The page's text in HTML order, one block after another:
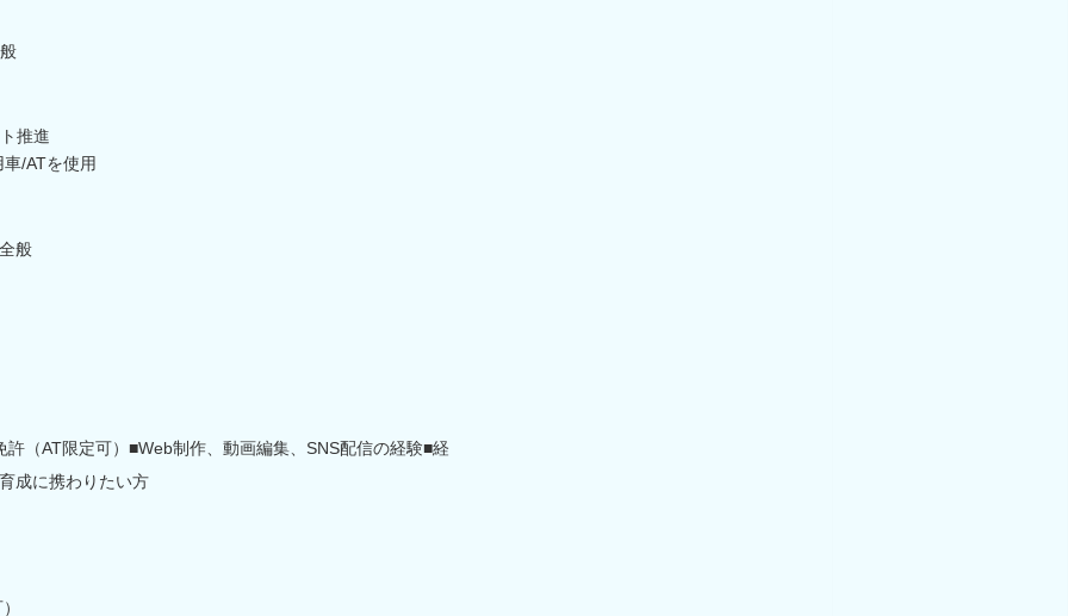
推進
/ATを使用
般
（AT限定可）■Web制作、動画編集、SNS配信の経験■経
成に携わりたい方